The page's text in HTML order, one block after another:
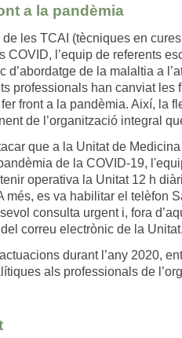
a la pandèmia
les TCAI (tècniques en
COVID, l’equip de referents
d’abordatge de la malaltia a
professionals han canviat les
front a la pandèmia. Així, la
de l’organització integral
que a la Unitat de
de la COVID-19,
operativa la Unitat 12 h
més, es va habilitar el telèfon
consulta urgent i, fora
correu electrònic de la
durant l’any 2020,
als professionals de